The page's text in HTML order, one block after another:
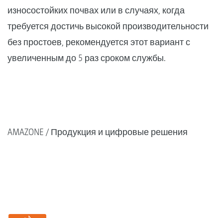
износостойких почвах или в случаях, когда
требуется достичь высокой производительности
без простоев, рекомендуется этот вариант с
увеличенным до 5 раз сроком службы.
AMAZONE Продукция и цифровые решения